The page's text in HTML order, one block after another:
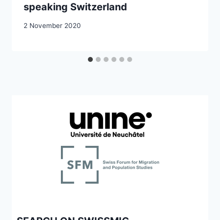
speaking Switzerland
2 November 2020